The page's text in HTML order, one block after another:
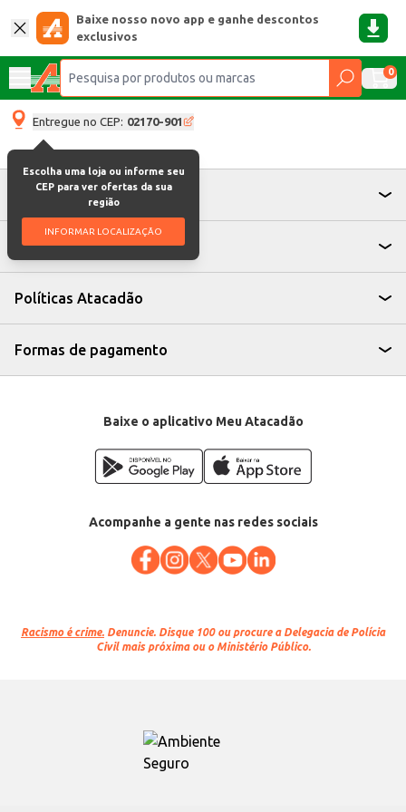
Baixe nosso novo app e ganhe descontos
exclusivos
0
Entregue no CEP: 02170-901
Escolha uma loja ou informe seu
CEP para ver ofertas da sua
região
INFORMAR LOCALIZAÇÃO
Atendimento
Institucional
Políticas Atacadão
Formas de pagamento
Baixe o aplicativo Meu Atacadão
Acompanhe a gente nas redes sociais
Racismo é crime. Denuncie. Disque 100 ou procure a Delegacia de Polícia
Civil mais próxima ou o Ministério Público.